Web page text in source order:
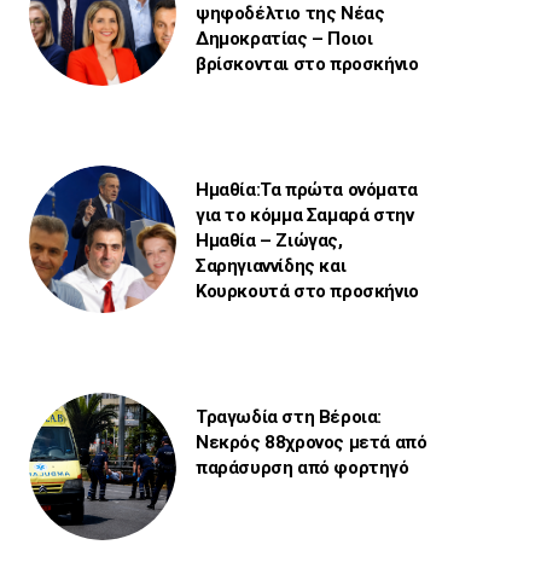
ψηφοδέλτιο της Νέας
Δημοκρατίας – Ποιοι
βρίσκονται στο προσκήνιο
Ημαθία:Τα πρώτα ονόματα
για το κόμμα Σαμαρά στην
Ημαθία – Ζιώγας,
Σαρηγιαννίδης και
Κουρκουτά στο προσκήνιο
Τραγωδία στη Βέροια:
Νεκρός 88χρονος μετά από
παράσυρση από φορτηγό